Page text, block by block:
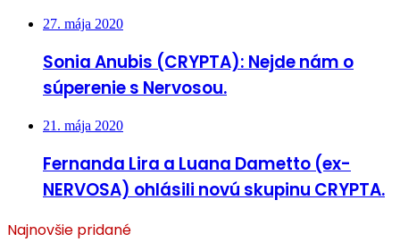
27. mája 2020
Sonia Anubis (CRYPTA): Nejde nám o
súperenie s Nervosou.
21. mája 2020
Fernanda Lira a Luana Dametto (ex-
NERVOSA) ohlásili novú skupinu CRYPTA.
Najnovšie pridané